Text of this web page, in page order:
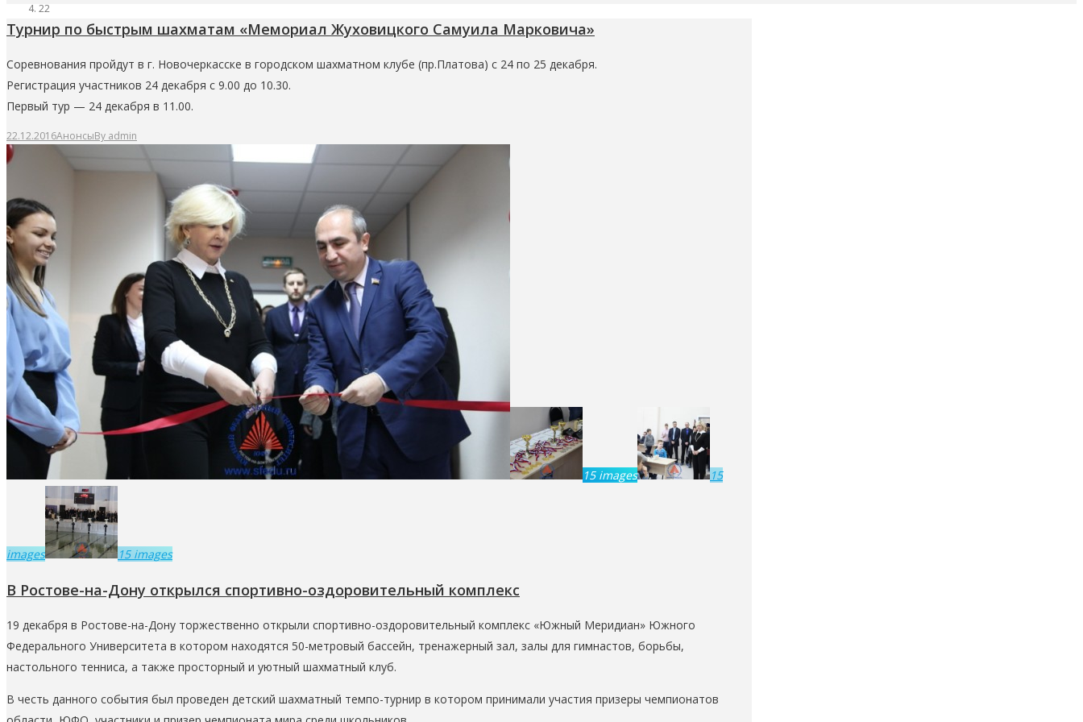
22
Турнир по быстрым шахматам «Мемориал Жуховицкого Самуила Марковича»
Соревнования пройдут в г. Новочеркасске в городском шахматном клубе (пр.Платова) с 24 по 25 декабря.
Регистрация участников 24 декабря с 9.00 до 10.30.
Первый тур — 24 декабря в 11.00.
22.12.2016АнонсыBy admin
15 images 15
images 15 images
В Ростове-на-Дону открылся спортивно-оздоровительный комплекс
19 декабря в Ростове-на-Дону торжественно открыли спортивно-оздоровительный комплекс «Южный Меридиан» Южного
Федерального Университета в котором находятся 50-метровый бассейн, тренажерный зал, залы для гимнастов, борьбы,
настольного тенниса, а также просторный и уютный шахматный клуб.
В честь данного события был проведен детский шахматный темпо-турнир в котором принимали участия призеры чемпионатов